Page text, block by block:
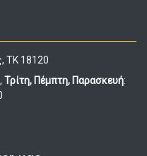
ΤΚ 18120
Τρίτη, Πέμπτη, Παρασκευή: